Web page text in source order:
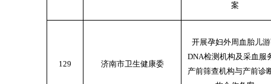
案
129 济南市卫生健康委
开展孕妇外周血胎儿
DNA检测机构及采血服
产前筛查机构与产前诊